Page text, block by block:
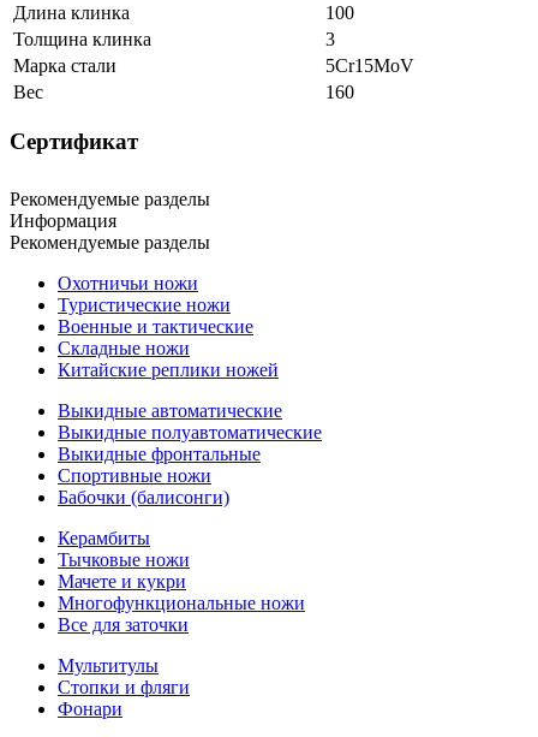
Длина клинка
100
Толщина клинка
3
Марка стали
5Cr15MoV
Вес
160
Сертификат
Рекомендуемые разделы
Информация
Рекомендуемые разделы
Охотничьи ножи
Туристические ножи
Военные и тактические
Складные ножи
Китайские реплики ножей
Выкидные автоматические
Выкидные полуавтоматические
Выкидные фронтальные
Спортивные ножи
Бабочки (балисонги)
Керамбиты
Тычковые ножи
Мачете и кукри
Многофункциональные ножи
Все для заточки
Мультитулы
Стопки и фляги
Фонари